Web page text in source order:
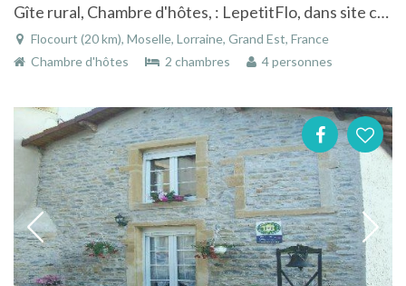
Gîte rural, Chambre d'hôtes, : LepetitFlo, dans site champêtre à Flocourt
Flocourt (20 km), Moselle, Lorraine, Grand Est, France
Chambre d'hôtes
2 chambres 4 personnes